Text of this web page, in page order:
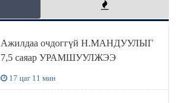
Ажилдаа очдоггүй Н.МАНДУУЛЫГ
7,5 саяар УРАМШУУЛЖЭЭ
17 цаг 11 мин